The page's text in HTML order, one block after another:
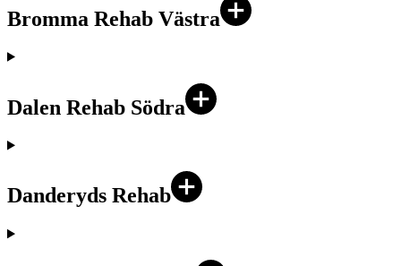
Bromma Rehab Västra
Dalen Rehab Södra
Danderyds Rehab